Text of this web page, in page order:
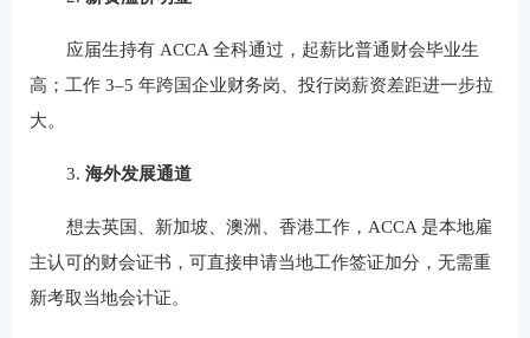
应届生持有 ACCA 全科通过，起薪比普通财会毕业生
高；工作 3–5 年跨国企业财务岗、投行岗薪资差距进一步拉
大。
3. 海外发展通道
想去英国、新加坡、澳洲、香港工作，ACCA 是本地雇
主认可的财会证书，可直接申请当地工作签证加分，无需重
新考取当地会计证。